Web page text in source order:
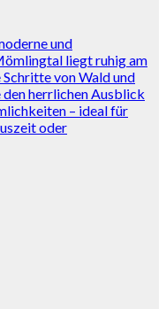
und
liegt ruhig am
von Wald und
herrlichen Ausblick
– ideal für
oder